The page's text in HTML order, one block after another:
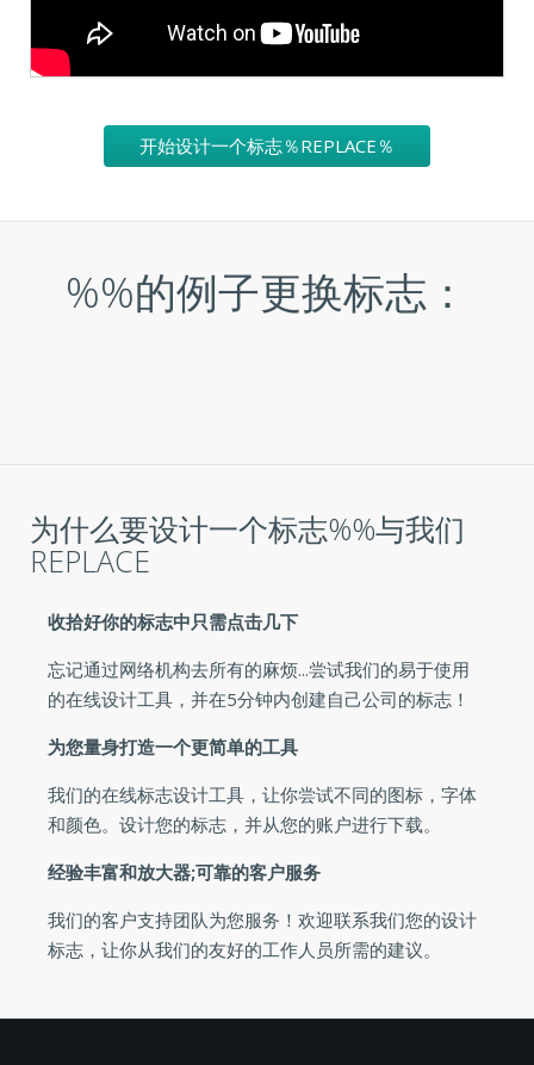
开始设计一个标志％REPLACE％
%%的例子更换标志：
为什么要设计一个标志%%与我们
REPLACE
收拾好你的标志中只需点击几下
忘记通过网络机构去所有的麻烦...尝试我们的易于使用
的在线设计工具，并在5分钟内创建自己公司的标志！
为您量身打造一个更简单的工具
我们的在线标志设计工具，让你尝试不同的图标，字体
和颜色。设计您的标志，并从您的账户进行下载。
经验丰富和放大器;可靠的客户服务
我们的客户支持团队为您服务！欢迎联系我们您的设计
标志，让你从我们的友好的工作人员所需的建议。